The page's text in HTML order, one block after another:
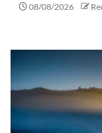
08/08/2026